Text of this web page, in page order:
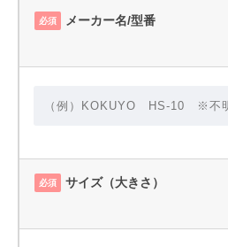
必須 メーカー名/型番
必須 サイズ（大きさ）